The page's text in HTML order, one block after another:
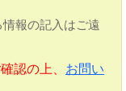
報の記入はご遠
認の上、 お問い